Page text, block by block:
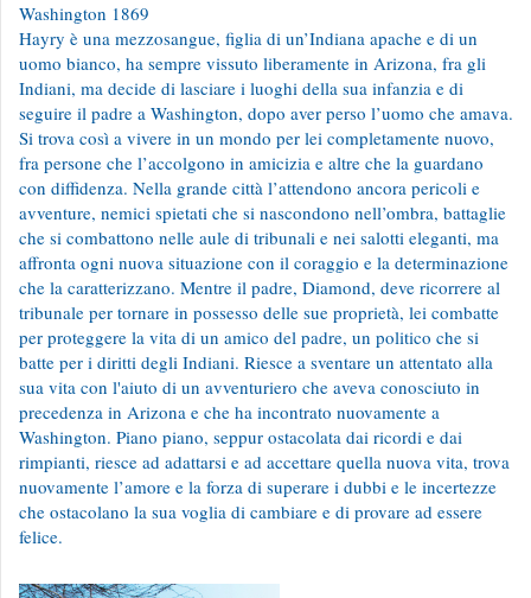
Washington 1869
Hayry è una mezzosangue, figlia di un’Indiana apache e di un
uomo bianco, ha sempre vissuto liberamente in Arizona, fra gli
Indiani, ma decide di lasciare i luoghi della sua infanzia e di
seguire il padre a Washington, dopo aver perso l’uomo che amava.
Si trova così a vivere in un mondo per lei completamente nuovo,
fra persone che l’accolgono in amicizia e altre che la guardano
con diffidenza. Nella grande città l’attendono ancora pericoli e
avventure, nemici spietati che si nascondono nell’ombra, battaglie
che si combattono nelle aule di tribunali e nei salotti eleganti, ma
affronta ogni nuova situazione con il coraggio e la determinazione
che la caratterizzano. Mentre il padre, Diamond, deve ricorrere al
tribunale per tornare in possesso delle sue proprietà, lei combatte
per proteggere la vita di un amico del padre, un politico che si
batte per i diritti degli Indiani. Riesce a sventare un attentato alla
sua vita con l'aiuto di un avventuriero che aveva conosciuto in
precedenza in Arizona e che ha incontrato nuovamente a
Washington. Piano piano, seppur ostacolata dai ricordi e dai
rimpianti, riesce ad adattarsi e ad accettare quella nuova vita, trova
nuovamente l’amore e la forza di superare i dubbi e le incertezze
che ostacolano la sua voglia di cambiare e di provare ad essere
felice.